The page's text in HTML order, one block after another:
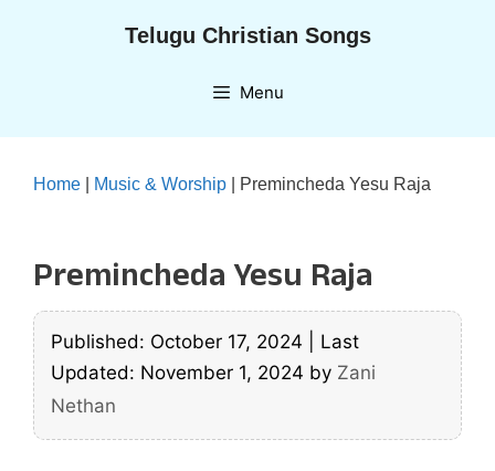
Telugu Christian Songs
Menu
Home Music & Worship Premincheda Yesu Raja
Premincheda Yesu Raja
Published: October 17, 2024
Last
Updated: November 1, 2024 by Zani
Nethan